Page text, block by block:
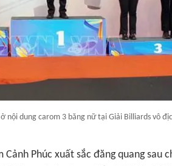
dung carom 3 băng nữ tại Giải Billiards vô
Phúc xuất sắc đăng quang sau